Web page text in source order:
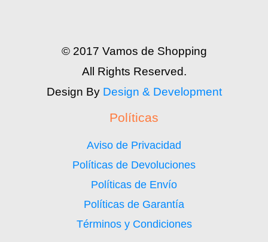
© 2017 Vamos de Shopping
All Rights Reserved.
Design By Design & Development
Políticas
Aviso de Privacidad
Políticas de Devoluciones
Políticas de Envío
Políticas de Garantía
Términos y Condiciones